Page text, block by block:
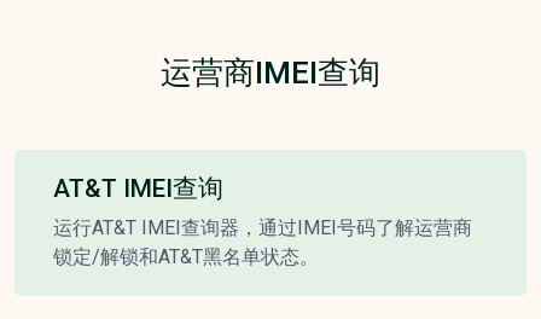
运营商IMEI查询
AT&T IMEI查询
运行AT&T IMEI查询器，通过IMEI号码了解运营商
锁定/解锁和AT&T黑名单状态。